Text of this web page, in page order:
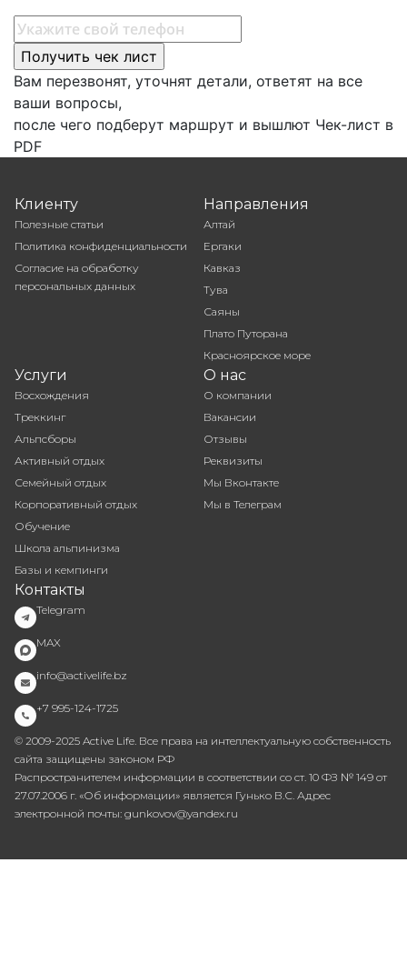
Вам перезвонят, уточнят детали, ответят на все
ваши вопросы,
после чего подберут маршрут и вышлют Чек-лист в
PDF
Контакты
Telegram
MAX
info@activelife.bz
+7 995-124-1725
Клиенту
Полезные статьи
Политика конфиденциальности
Согласие на обработку
персональных данных
Направления
Алтай
Ергаки
Кавказ
Тува
Саяны
Плато Путорана
Красноярское море
Услуги
Восхождения
Треккинг
Альпсборы
Активный отдых
Семейный отдых
Корпоративный отдых
Обучение
Школа альпинизма
Базы и кемпинги
О нас
О компании
Вакансии
Отзывы
Реквизиты
Мы Вконтакте
Мы в Телеграм
© 2009-2025 Active Life. Все права на интеллектуальную собственность
сайта защищены законом РФ
Распространителем информации в соответствии со ст. 10 ФЗ № 149 от
27.07.2006 г. «Об информации» является Гунько В.С. Адрес
электронной почты: gunkovov@yandex.ru